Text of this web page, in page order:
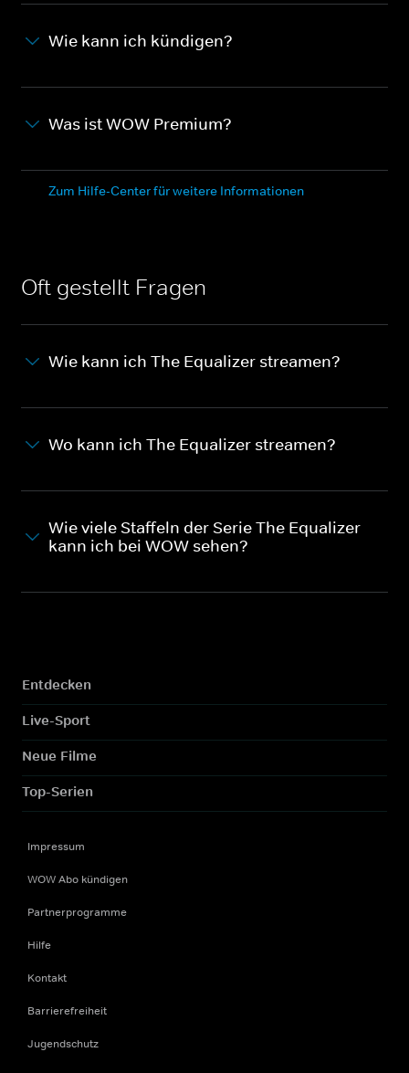
Wie kann ich kündigen?
Was ist WOW Premium?
Zum Hilfe-Center für weitere Informationen
Oft gestellt Fragen
Wie kann ich The Equalizer streamen?
Wo kann ich The Equalizer streamen?
Wie viele Staffeln der Serie The Equalizer
kann ich bei WOW sehen?
Entdecken
Live-Sport
Neue Filme
Top-Serien
Impressum
WOW Abo kündigen
Partnerprogramme
Hilfe
Kontakt
Barrierefreiheit
Jugendschutz